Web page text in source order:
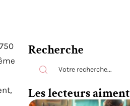
Recherche
Les lecteurs aiment